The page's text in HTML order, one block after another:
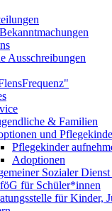
Ausschreibungen
& Familien
und
Pflegekinder
Adoptionen
Sozialer
für Schüler*innen
für Kinder,